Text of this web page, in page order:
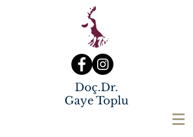
Doç.Dr.
Gaye Toplu